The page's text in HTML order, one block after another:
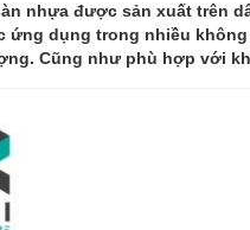
nhựa được sản xuất trên
ứng dụng trong nhiều
Cũng như phù hợp với